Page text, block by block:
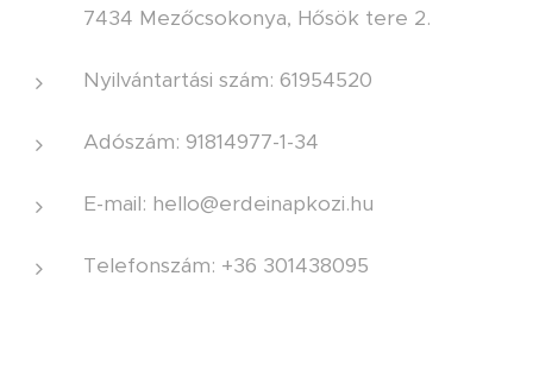
7434 Mezőcsokonya, Hősök tere 2.
Nyilvántartási szám: 61954520
Adószám: 91814977-1-34
E-mail: hello@erdeinapkozi.hu
Telefonszám: +36 301438095